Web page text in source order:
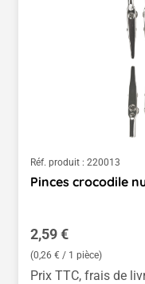
Réf. produit : 220013
Pinces crocodile
Prix régulier :
2,59 €
(0,26 € / 1 pièce)
Prix TTC, frais de